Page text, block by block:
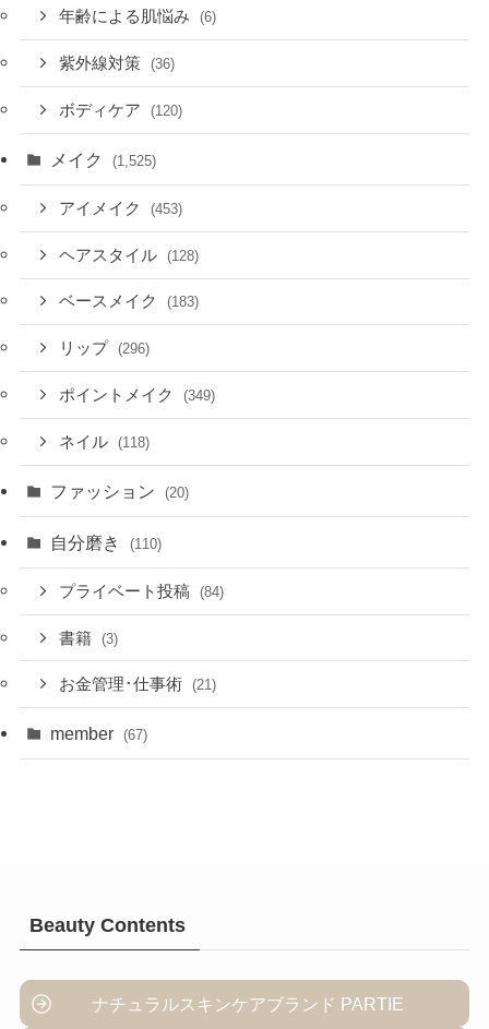
年齢による肌悩み (6)
紫外線対策 (36)
ボディケア (120)
メイク (1,525)
アイメイク (453)
ヘアスタイル (128)
ベースメイク (183)
リップ (296)
ポイントメイク (349)
ネイル (118)
ファッション (20)
自分磨き (110)
プライベート投稿 (84)
書籍 (3)
お金管理･仕事術 (21)
member (67)
Beauty Contents
ナチュラルスキンケアブランド PARTIE